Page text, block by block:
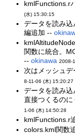
kmlFunctions.r
(水) 15:30:15
データを読み
編追加 --
関数に統合。
--okinawa 2008-
次はメッシュ
8-11-06 (木) 15:20:27
データを読み
直接つくるの
1-06 (木) 14:50:28
kmlFunctions.r
colors.kml関数